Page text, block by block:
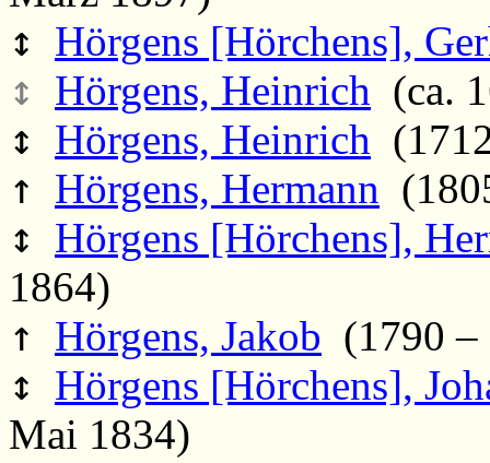
↕ Hörgens [Hörchens],
↕ Hörgens, Heinrich (ca.
↕ Hörgens, Heinrich
↑ Hörgens, Hermann
↕ Hörgens [Hörchens],
1864)
↑ Hörgens, Jakob (1790 –
↕ Hörgens [Hörchens],
Mai 1834)